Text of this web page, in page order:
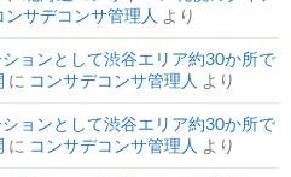
ンサデコンサ管理人 より
ョンとして渋谷エリア約30か所で
に コンサデコンサ管理人 より
ョンとして渋谷エリア約30か所で
に コンサデコンサ管理人 より